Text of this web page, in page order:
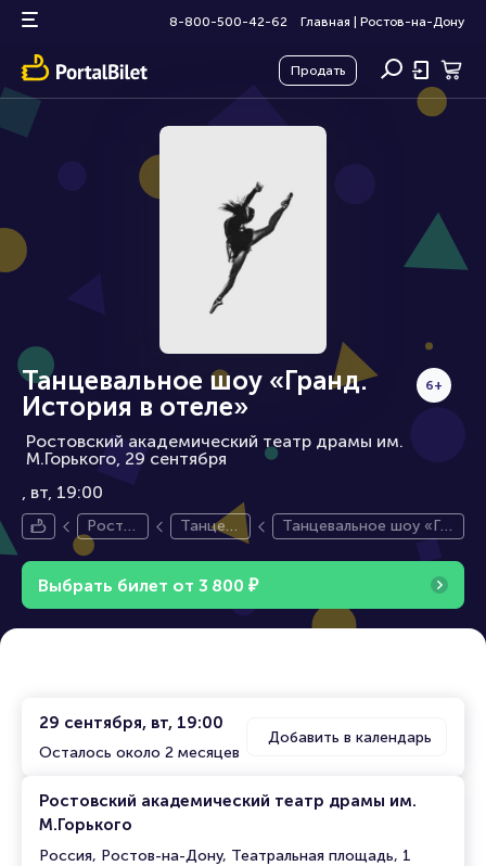
8-800-500-42-62 Главная Ростов-на-Дону
Продать
Танцевальное шоу «Гранд.
История в отеле»
Ростовский академический театр драмы им.
М.Горького, 29 сентября
6+
вт, 19:00
Росто
в-на-Д
ону
Танцев
шоу
Танцевальное шоу «Гр
Выбрать билет от 3 800 ₽
29 сентября, вт, 19:00
Осталось около 2 месяцев
Добавить в календарь
Ростовский академический театр драмы им.
М.Горького
Россия, Ростов-на-Дону, Театральная площадь, 1